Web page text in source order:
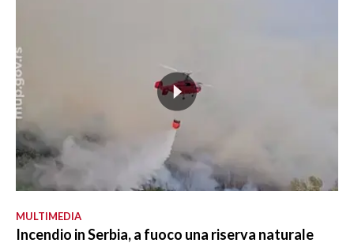
MULTIMEDIA
Incendio in Serbia, a fuoco una riserva naturale